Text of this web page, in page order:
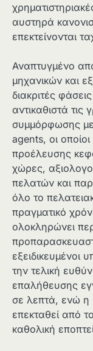
αυστηρά
επεκτείνονται
Αναπτυγμένο
μηχανικών και
διακριτές
αντικαθιστά τις
συμμόρφωσης με
agents, οι
προέλευσης
χώρες,
πελατών και
όλο το
πραγματικό
ολοκληρώνει
εξειδικευμένοι
την τελική
επαλήθευσης
σε λεπτά, ενώ η
επεκταθεί από
καθολική